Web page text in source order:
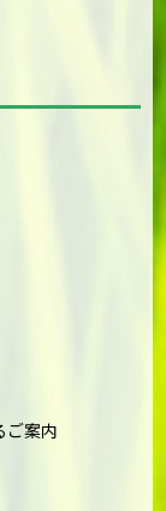
ご案内